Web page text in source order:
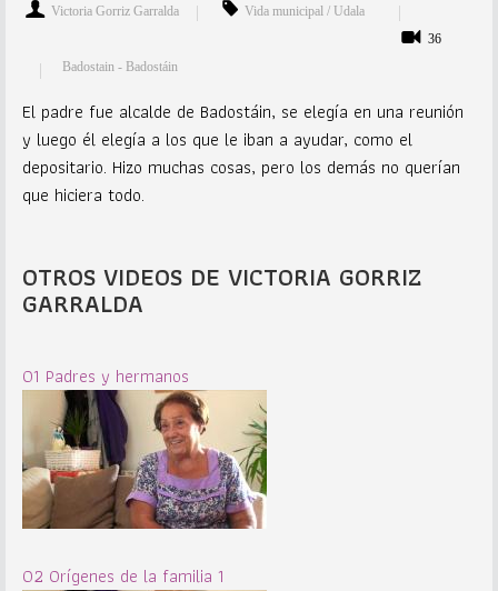
Victoria Gorriz Garralda
Vida municipal / Udala
36
Badostain - Badostáin
El padre fue alcalde de Badostáin, se elegía en una reunión
y luego él elegía a los que le iban a ayudar, como el
depositario. Hizo muchas cosas, pero los demás no querían
que hiciera todo.
OTROS VIDEOS DE VICTORIA GORRIZ
GARRALDA
01 Padres y hermanos
02 Orígenes de la familia 1